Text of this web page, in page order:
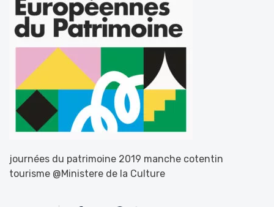
journées du patrimoine 2019 manche cotentin
tourisme @Ministere de la Culture